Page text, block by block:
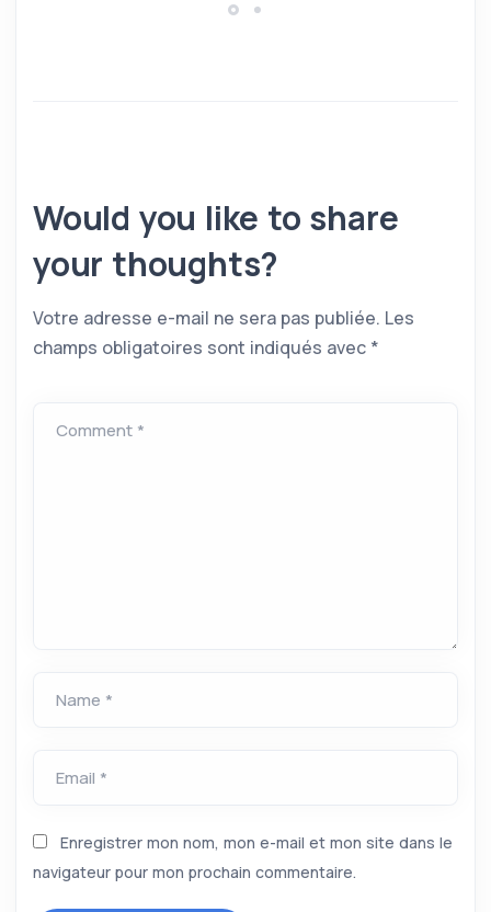
Would you like to share
your thoughts?
Votre adresse e-mail ne sera pas publiée. Les
champs obligatoires sont indiqués avec *
Comment *
Name *
Email *
Enregistrer mon nom, mon e-mail et mon site dans le
navigateur pour mon prochain commentaire.